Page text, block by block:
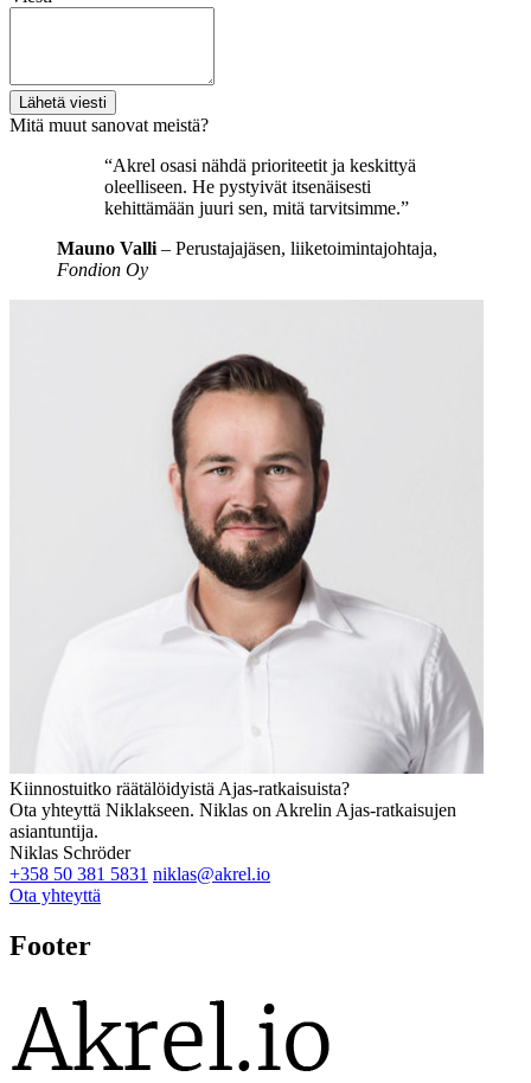
Lähetä viesti
Mitä muut sanovat meistä?
“Akrel osasi nähdä prioriteetit ja keskittyä
oleelliseen. He pystyivät itsenäisesti
kehittämään juuri sen, mitä tarvitsimme.”
Mauno Valli – Perustajajäsen, liiketoimintajohtaja,
Fondion Oy
Kiinnostuitko räätälöidyistä Ajas-ratkaisuista?
Ota yhteyttä Niklakseen. Niklas on Akrelin Ajas-ratkaisujen
asiantuntija.
Niklas Schröder
+358 50 381 5831 niklas@akrel.io
Ota yhteyttä
Footer